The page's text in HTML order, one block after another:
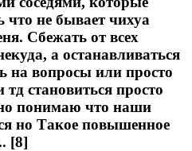
что не бывает чихуа
Сбежать от всех
а останавливаться
вопросы или просто
становиться просто
понимаю что наши
но Такое повышенное
[8]